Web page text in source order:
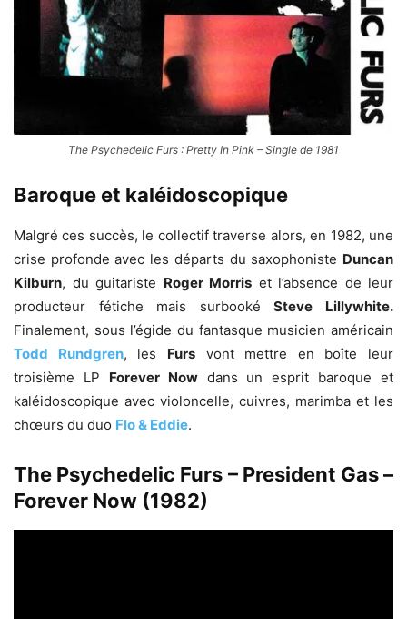
The Psychedelic Furs : Pretty In Pink – Single de 1981
Baroque et kaléidoscopique
Malgré ces succès, le collectif traverse alors, en 1982, une
crise profonde avec les départs du saxophoniste Duncan
Kilburn, du guitariste Roger Morris et l’absence de leur
producteur fétiche mais surbookéSteve Lillywhite.
Finalement, sous l’égide du fantasque musicien américain
Todd Rundgren, les Fursvont mettre en boîte leur
troisième LP Forever Nowdans un esprit baroque et
kaléidoscopique avec violoncelle, cuivres, marimba et les
chœurs du duo Flo & Eddie.
The Psychedelic Furs – President Gas –
Forever Now (1982)